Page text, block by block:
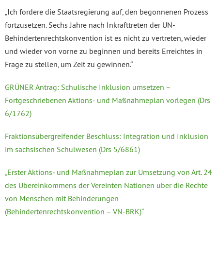
„Ich fordere die Staatsregierung auf, den begonnenen Prozess
fortzusetzen. Sechs Jahre nach Inkrafttreten der UN-
Behindertenrechtskonvention ist es nicht zu vertreten, wieder
und wieder von vorne zu beginnen und bereits Erreichtes in
Frage zu stellen, um Zeit zu gewinnen.“
GRÜNER Antrag: Schulische Inklusion umsetzen –
Fortgeschriebenen Aktions- und Maßnahmeplan vorlegen (Drs
6/1762)
Fraktionsübergreifender Beschluss: Integration und Inklusion
im sächsischen Schulwesen (Drs 5/6861)
„Erster Aktions- und Maßnahmeplan zur Umsetzung von Art. 24
des Übereinkommens der Vereinten Nationen über die Rechte
von Menschen mit Behinderungen
(Behindertenrechtskonvention – VN-BRK)“